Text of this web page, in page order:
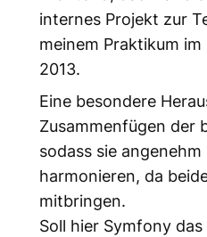
internes Projekt zur
meinem Praktikum
2013.
Eine besondere
Zusammenfügen der
sodass sie
harmonieren, da
mitbringen.
Soll hier Symfony